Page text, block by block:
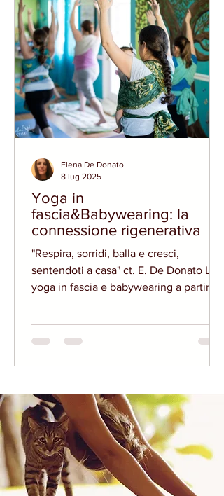
atti del Convegno AIYB Yoga 2024:
"Abitare il mondo come casa nostra" -
Esistono momenti durante la pratica
yoga in cu
Yoga in
fascia&Babywearing: la
connessione rigenerativa
"Respira, sorridi, balla e cresci,
sentendoti a casa" ct. E. De Donato Lo
yoga in fascia e babywearing a partire
dedicarsi allo sviluppo della diade
recupero fisico dopo gravidanza e parto
per la mamma, ma anche di
condivisione insieme per rielaborare i
significati della nascita, insieme alle
evocazioni c
Elena De Donato
8 lug 2025